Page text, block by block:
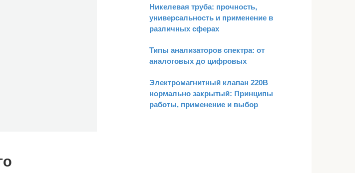
Никелевая труба: прочность,
универсальность и применение в
различных сферах
Типы анализаторов спектра: от
аналоговых до цифровых
Электромагнитный клапан 220В
нормально закрытый: Принципы
работы, применение и выбор